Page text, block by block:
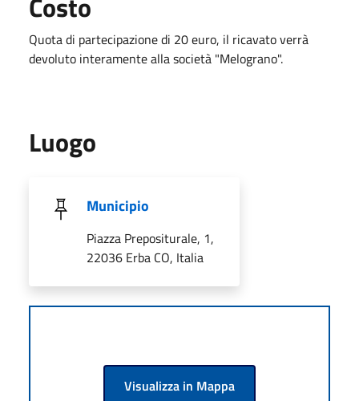
Quota di partecipazione di 20 euro, il ricavato verrà
devoluto interamente alla società "Melograno".
Luogo
Municipio
Piazza Prepositurale, 1,
22036 Erba CO, Italia
Visualizza in Mappa